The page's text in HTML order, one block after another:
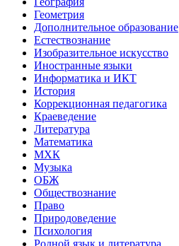
Геометрия
Дополнительное образование
Естествознание
Изобразительное искусство
Иностранные языки
Информатика и ИКТ
История
Коррекционная педагогика
Краеведение
Литература
Математика
МХК
Музыка
ОБЖ
Обществознание
Право
Природоведение
Психология
Родной язык и литература